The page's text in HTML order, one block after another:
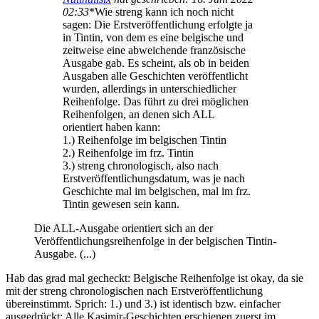
02:33*Wie streng kann ich noch nicht
sagen: Die Erstveröffentlichung erfolgte ja
in Tintin, von dem es eine belgische und
zeitweise eine abweichende französische
Ausgabe gab. Es scheint, als ob in beiden
Ausgaben alle Geschichten veröffentlicht
wurden, allerdings in unterschiedlicher
Reihenfolge. Das führt zu drei möglichen
Reihenfolgen, an denen sich ALL
orientiert haben kann:
1.) Reihenfolge im belgischen Tintin
2.) Reihenfolge im frz. Tintin
3.) streng chronologisch, also nach
Erstveröffentlichungsdatum, was je nach
Geschichte mal im belgischen, mal im frz.
Tintin gewesen sein kann.
Die ALL-Ausgabe orientiert sich an der
Veröffentlichungsreihenfolge in der belgischen Tintin-
Ausgabe. (...)
Hab das grad mal gecheckt: Belgische Reihenfolge ist okay, da sie
mit der streng chronologischen nach Erstveröffentlichung
übereinstimmt. Sprich: 1.) und 3.) ist identisch bzw. einfacher